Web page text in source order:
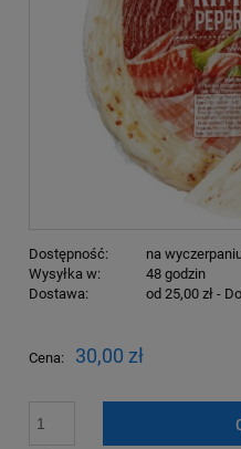
Dostępność:
na
Wysyłka w:
48 godzin
Dostawa:
od 25,00 zł -
Cena nie zawiera
Cena: 30,00 zł